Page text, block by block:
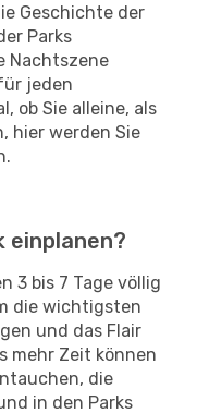
Geschichte der
Parks
Nachtszene
jeden
ob Sie alleine, als
hier werden Sie
einplanen?
3 bis 7 Tage völlig
die wichtigsten
und das Flair
mehr Zeit können
die
in den Parks